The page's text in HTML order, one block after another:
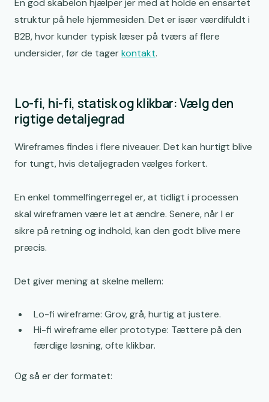
En god skabelon hjælper jer med at holde en ensartet
struktur på hele hjemmesiden. Det er især værdifuldt i
B2B, hvor kunder typisk læser på tværs af flere
undersider, før de tagerkontakt.
Lo-fi, hi-fi, statisk og klikbar: Vælg den
rigtige detaljegrad
Wireframes findes i flere niveauer. Det kan hurtigt blive
for tungt, hvis detaljegraden vælges forkert.
En enkel tommelfingerregel er, at tidligt i processen
skal wireframen være let at ændre. Senere, når I er
sikre på retning og indhold, kan den godt blive mere
præcis.
Det giver mening at skelne mellem:
Lo-fi wireframe: Grov, grå, hurtig at justere.
Hi-fi wireframe eller prototype: Tættere på den
færdige løsning, ofte klikbar.
Og så er der formatet: